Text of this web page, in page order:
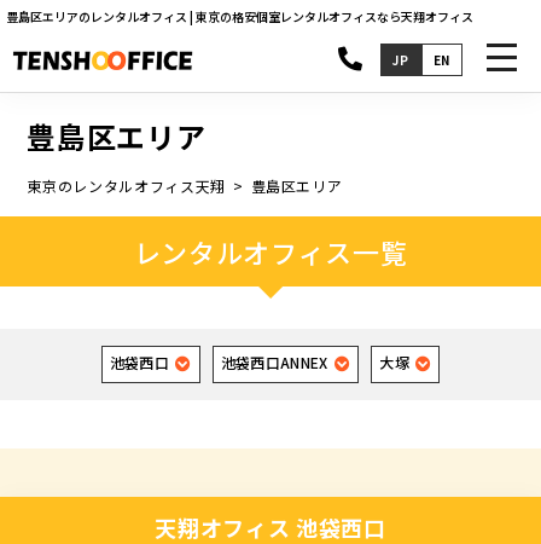
豊島区エリアのレンタルオフィス | 東京の格安個室レンタルオフィスなら天翔オフィス
JP EN
豊島区エリア
東京のレンタルオフィス天翔 豊島区エリア
レンタルオフィス一覧
池袋西口 池袋西口ANNEX 大塚
天翔オフィス 池袋西口